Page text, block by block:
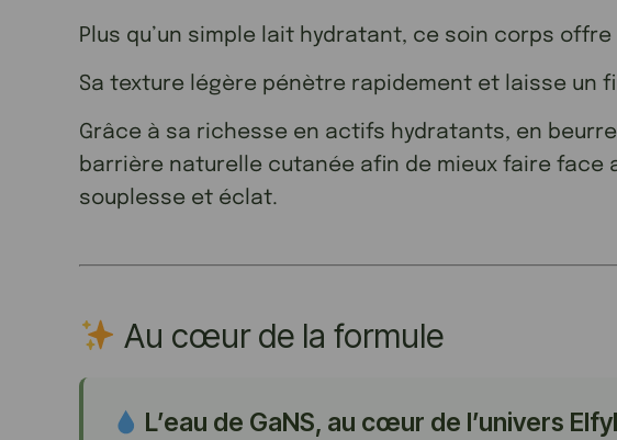
Plus qu’un simple lait hydratant, ce soin corps
Sa texture légère pénètre rapidement et laisse un
Grâce à sa richesse en actifs hydratants, en
barrière naturelle cutanée afin de mieux faire face
souplesse et éclat.
Au cœur de la formule
L’eau de GaNS, au cœur de l’univers